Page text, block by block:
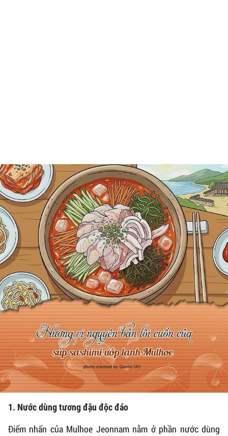
1. Nước dùng tương đậu độc đáo
Điểm nhấn của Mulhoe Jeonnam nằm ở phần nước dùng